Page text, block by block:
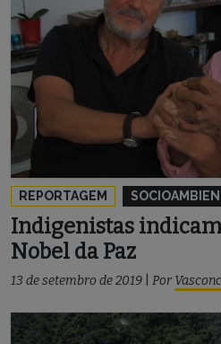
REPORTAGEM
Indigenistas
Nobel da Paz
13 de setembro de 2019 Por